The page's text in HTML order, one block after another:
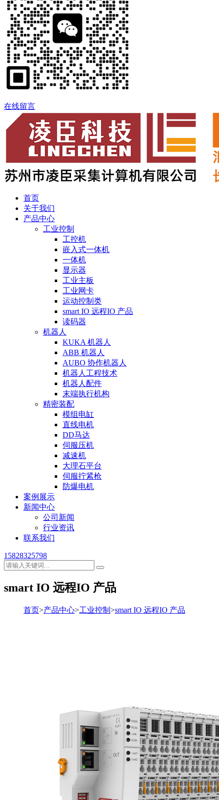
在线留言
首页
关于我们
产品中心
工业控制
工控机
嵌入式一体机
一体机
显示器
工业主板
工业网卡
运动控制类
smart IO 远程IO 产品
读码器
机器人
KUKA 机器人
ABB 机器人
AUBO 协作机器人
机器人工程技术
机器人配件
末端执行机构
精密装配
模组电缸
直线电机
DD马达
伺服压机
减速机
大理石平台
伺服拧紧枪
防爆电机
案例展示
新闻中心
公司新闻
行业资讯
联系我们
15828325798
smart IO 远程IO 产品
首页>产品中心>工业控制 >smart IO 远程IO 产品